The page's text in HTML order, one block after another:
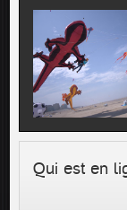
Qui est en